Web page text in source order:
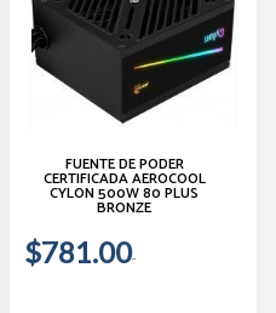
FUENTE DE PODER
CERTIFICADA AEROCOOL
CYLON 500W 80 PLUS
BRONZE
$781.00